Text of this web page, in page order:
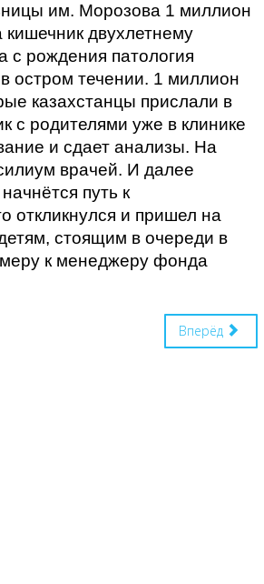
им. Морозова 1 миллион
двухлетнему
с рождения патология
остром течении. 1 миллион
казахстанцы прислали в
с родителями уже в клинике
и сдает анализы. На
врачей. И далее
путь к
откликнулся и пришел на
стоящим в очереди в
к менеджеру фонда
Вперёд